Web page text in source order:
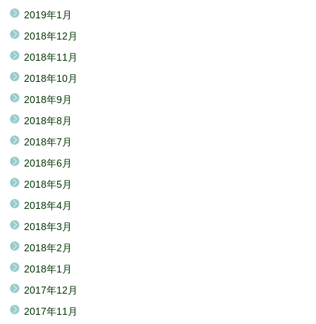
2019年1月
2018年12月
2018年11月
2018年10月
2018年9月
2018年8月
2018年7月
2018年6月
2018年5月
2018年4月
2018年3月
2018年2月
2018年1月
2017年12月
2017年11月